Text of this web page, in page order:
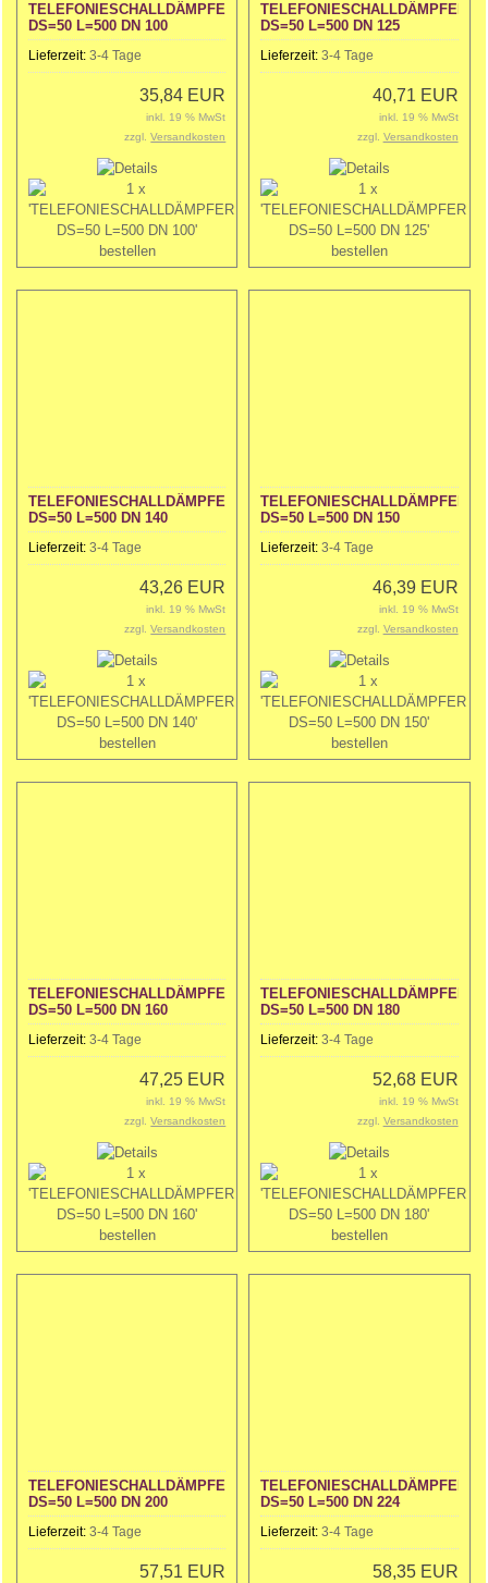
TELEFONIESCHALLDÄMPFER
DS=50 L=500 DN 100
Lieferzeit: 3-4 Tage
35,84 EUR
inkl. 19 % MwSt
zzgl.Versandkosten
TELEFONIESCHALLDÄMPFER
DS=50 L=500 DN 125
Lieferzeit:3-4 Tage
40,71 EUR
inkl. 19 % MwSt
zzgl. Versandkosten
TELEFONIESCHALLDÄMPFER
DS=50 L=500 DN 140
Lieferzeit: 3-4 Tage
43,26 EUR
inkl. 19 % MwSt
zzgl.Versandkosten
TELEFONIESCHALLDÄMPFER
DS=50 L=500 DN 150
Lieferzeit:3-4 Tage
46,39 EUR
inkl. 19 % MwSt
zzgl. Versandkosten
TELEFONIESCHALLDÄMPFER
DS=50 L=500 DN 160
Lieferzeit: 3-4 Tage
47,25 EUR
inkl. 19 % MwSt
zzgl.Versandkosten
TELEFONIESCHALLDÄMPFER
DS=50 L=500 DN 180
Lieferzeit:3-4 Tage
52,68 EUR
inkl. 19 % MwSt
zzgl. Versandkosten
TELEFONIESCHALLDÄMPFER
DS=50 L=500 DN 200
Lieferzeit: 3-4 Tage
57,51 EUR
TELEFONIESCHALLDÄMPFER
DS=50 L=500 DN 224
Lieferzeit:3-4 Tage
58,35 EUR